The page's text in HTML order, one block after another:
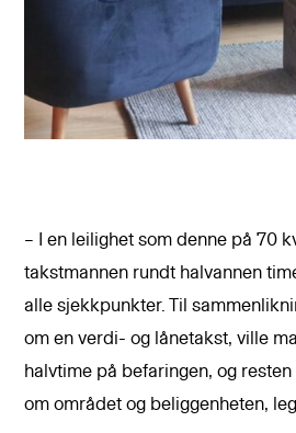
– I en leilighet som denne på 70
takstmannen rundt halvannen
alle sjekkpunkter. Til
om en verdi- og lånetakst, ville
halvtime på befaringen, og
om området og beliggenheten,